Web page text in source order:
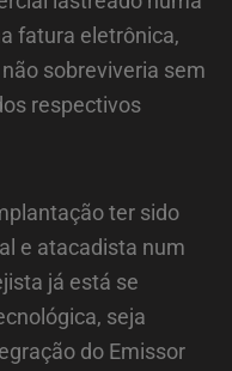
fatura eletrônica,
sobreviveria sem
respectivos
ter sido
e atacadista num
já está se
seja
do Emissor